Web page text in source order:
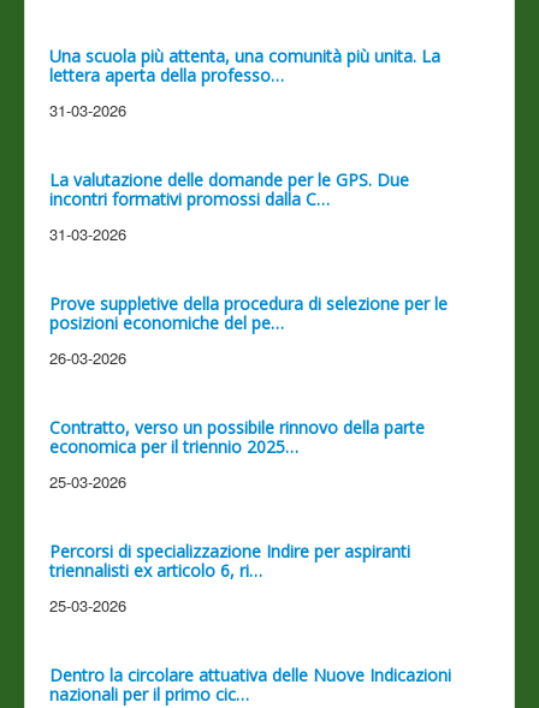
Una scuola più attenta, una comunità più unita. La
lettera aperta della professo…
31-03-2026
La valutazione delle domande per le GPS. Due
incontri formativi promossi dalla C…
31-03-2026
Prove suppletive della procedura di selezione per le
posizioni economiche del pe…
26-03-2026
Contratto, verso un possibile rinnovo della parte
economica per il triennio 2025…
25-03-2026
Percorsi di specializzazione Indire per aspiranti
triennalisti ex articolo 6, ri…
25-03-2026
Dentro la circolare attuativa delle Nuove Indicazioni
nazionali per il primo cic…